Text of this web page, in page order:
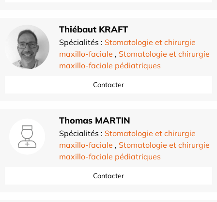
Thiébaut KRAFT
Spécialités : Stomatologie et chirurgie
maxillo-faciale , Stomatologie et chirurgie
maxillo-faciale pédiatriques
Contacter
Thomas MARTIN
Spécialités : Stomatologie et chirurgie
maxillo-faciale , Stomatologie et chirurgie
maxillo-faciale pédiatriques
Contacter